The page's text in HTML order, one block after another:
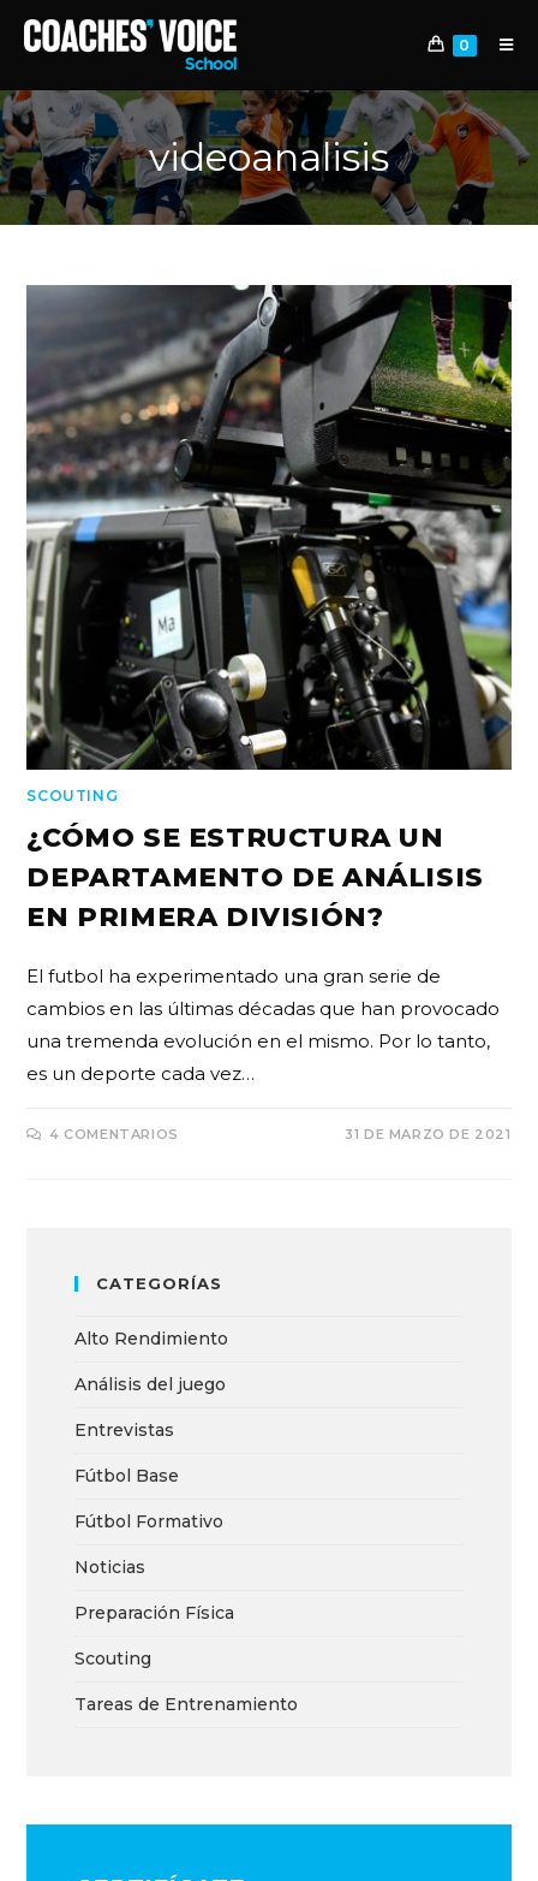
0
videoanalisis
SCOUTING
¿CÓMO SE ESTRUCTURA UN
DEPARTAMENTO DE ANÁLISIS
EN PRIMERA DIVISIÓN?
El futbol ha experimentado una gran serie de
cambios en las últimas décadas que han provocado
una tremenda evolución en el mismo. Por lo tanto,
es un deporte cada vez…
4 COMENTARIOS 31 DE MARZO DE 2021
CATEGORÍAS
Alto Rendimiento
Análisis del juego
Entrevistas
Fútbol Base
Fútbol Formativo
Noticias
Preparación Física
Scouting
Tareas de Entrenamiento